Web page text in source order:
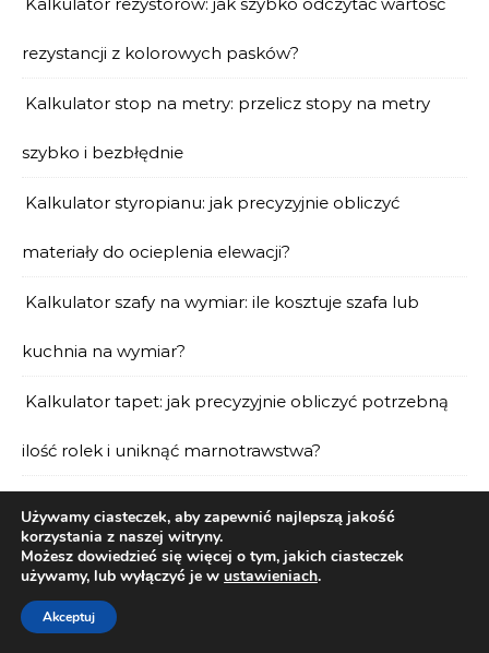
rezystancji z kolorowych pasków?
Kalkulator stop na metry: przelicz stopy na metry
szybko i bezbłędnie
Kalkulator styropianu: jak precyzyjnie obliczyć
materiały do ocieplenia elewacji?
Kalkulator szafy na wymiar: ile kosztuje szafa lub
kuchnia na wymiar?
Kalkulator tapet: jak precyzyjnie obliczyć potrzebną
ilość rolek i uniknąć marnotrawstwa?
rozkwitł?
Kalkulatory budowlane i przeliczniki – pełna lista
Używamy ciasteczek, aby zapewnić najlepszą jakość
korzystania z naszej witryny.
Możesz dowiedzieć się więcej o tym, jakich ciasteczek
używamy, lub wyłączyć je w ustawieniach.
Akceptuj